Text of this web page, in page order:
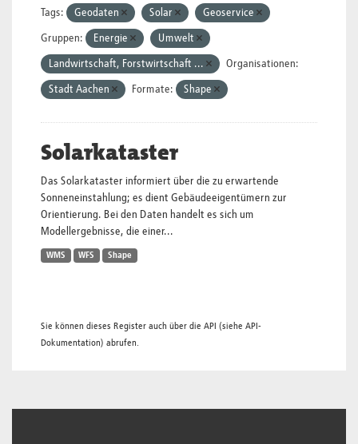
Tags: Geodaten Solar Geoservice
Gruppen: Energie Umwelt
Landwirtschaft, Forstwirtschaft ... Organisationen:
Stadt Aachen Formate: Shape
Solarkataster
Das Solarkataster informiert über die zu erwartende
Sonneneinstahlung; es dient Gebäudeeigentümern zur
Orientierung. Bei den Daten handelt es sich um
Modellergebnisse, die einer...
WMS WFS Shape
Sie können dieses Register auch über die API (siehe API-
Dokumentation) abrufen.